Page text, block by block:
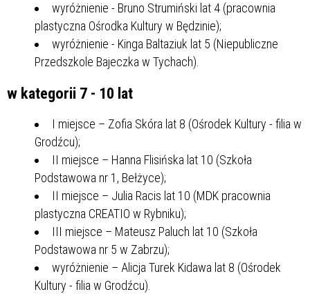
wyróżnienie - Bruno Strumiński lat 4 (pracownia
plastyczna Ośrodka Kultury w Będzinie);
wyróżnienie - Kinga Baltaziuk lat 5 (Niepubliczne
Przedszkole Bajeczka w Tychach).
w kategorii 7 - 10 lat
I miejsce – Zofia Skóra lat 8 (Ośrodek Kultury - filia w
Grodźcu);
II miejsce – Hanna Flisińska lat 10 (Szkoła
Podstawowa nr 1, Bełżyce);
II miejsce – Julia Racis lat 10 (MDK pracownia
plastyczna CREATIO w Rybniku);
III miejsce – Mateusz Paluch lat 10 (Szkoła
Podstawowa nr 5 w Zabrzu);
wyróżnienie – Alicja Turek Kidawa lat 8 (Ośrodek
Kultury - filia w Grodźcu).